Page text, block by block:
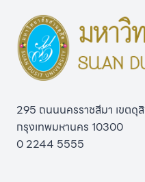
295 ถนนนครราชสีมา เขตดุ
กรุงเทพมหานคร 10300
0 2244 5555